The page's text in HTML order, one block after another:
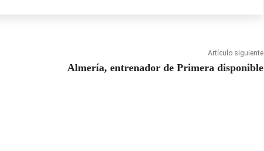
Artículo siguiente
Almería, entrenador de Primera disponible